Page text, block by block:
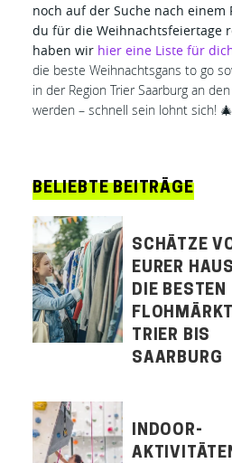
noch auf der Suche nach
du für die Weihnachtsfeiertage
haben wir hier eine Liste für
die beste Weihnachtsgans to go
in der Region Trier Saarburg an
werden – schnell sein lohnt sich! 🎄
BELIEBTE BEITRÄGE
SCHÄTZE
EURER
DIE BESTEN
TRIER BIS
SAARBURG
INDOOR-